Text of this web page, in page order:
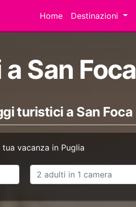
Home Destinazioni
San Foca
turistici a San Foca
tua vacanza in Puglia